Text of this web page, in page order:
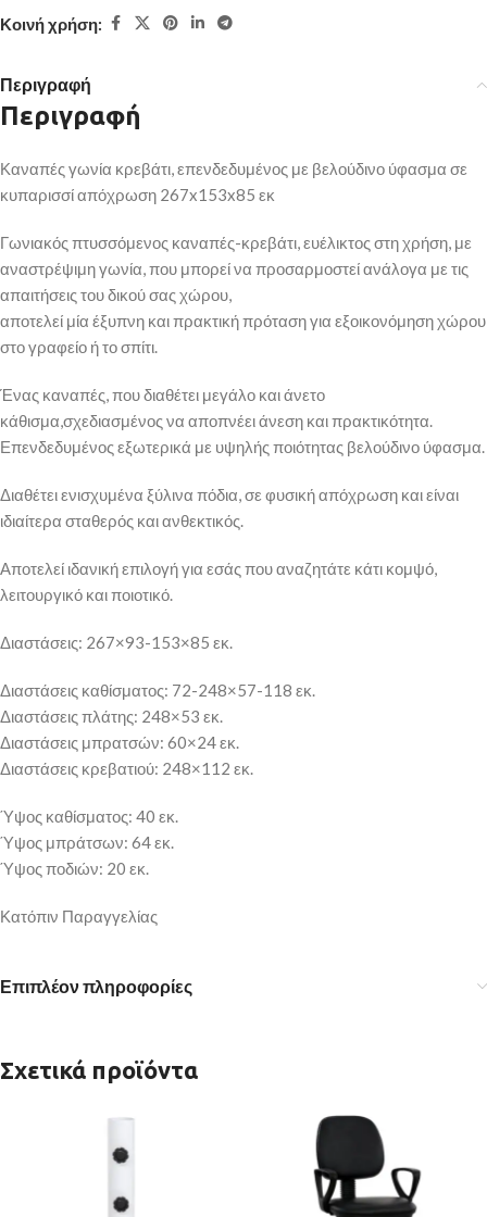
Κοινή χρήση:
Περιγραφή
Περιγραφή
Καναπές γωνία κρεβάτι, επενδεδυμένος με βελούδινο ύφασμα σε
κυπαρισσί απόχρωση 267x153x85 εκ
Γωνιακός πτυσσόμενος καναπές-κρεβάτι, ευέλικτος στη χρήση, με
αναστρέψιμη γωνία, που μπορεί να προσαρμοστεί ανάλογα με τις
απαιτήσεις του δικού σας χώρου,
αποτελεί μία έξυπνη και πρακτική πρόταση για εξοικονόμηση χώρου
στο γραφείο ή το σπίτι.
Ένας καναπές, που διαθέτει μεγάλο και άνετο
κάθισμα,σχεδιασμένος να αποπνέει άνεση και πρακτικότητα.
Επενδεδυμένος εξωτερικά με υψηλής ποιότητας βελούδινο ύφασμα.
Διαθέτει ενισχυμένα ξύλινα πόδια, σε φυσική απόχρωση και είναι
ιδιαίτερα σταθερός και ανθεκτικός.
Αποτελεί ιδανική επιλογή για εσάς που αναζητάτε κάτι κομψό,
λειτουργικό και ποιοτικό.
Διαστάσεις: 267×93-153×85 εκ.
Διαστάσεις καθίσματος: 72-248×57-118 εκ.
Διαστάσεις πλάτης: 248×53 εκ.
Διαστάσεις μπρατσών: 60×24 εκ.
Διαστάσεις κρεβατιού: 248×112 εκ.
Ύψος καθίσματος: 40 εκ.
Ύψος μπράτσων: 64 εκ.
Ύψος ποδιών: 20 εκ.
Κατόπιν Παραγγελίας
Επιπλέον πληροφορίες
Σχετικά προϊόντα